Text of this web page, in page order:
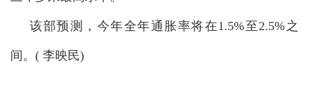
该部预测，今年全年通胀率将在1.5%至2.5%之
间。( 李映民)